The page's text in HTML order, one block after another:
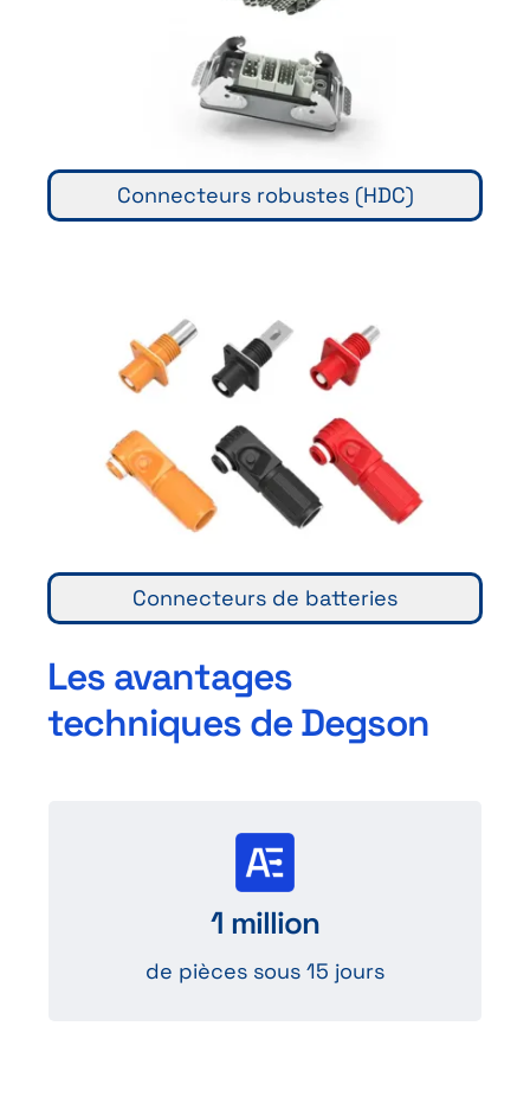
Connecteurs robustes (HDC)
Connecteurs de batteries
Les avantages
techniques de Degson
1 million
de pièces sous 15 jours
Fourniture rapide
et fiable d’1 million de pièces pour
couvrir tous vos besoins.